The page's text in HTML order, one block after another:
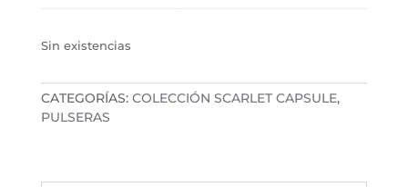
Sin existencias
CATEGORÍAS: COLECCIÓN SCARLET CAPSULE,
PULSERAS